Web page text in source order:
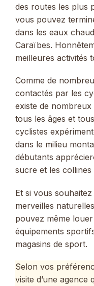
des routes les plus
vous pouvez
dans les eaux
Caraïbes.
meilleures activités
Comme de
contactés par les
existe de
tous les âges et
cyclistes
dans le milieu
débutants
sucre et les
Et si vous
merveilles
pouvez même
équipements
magasins de sport.
Selon vos
visite d’une